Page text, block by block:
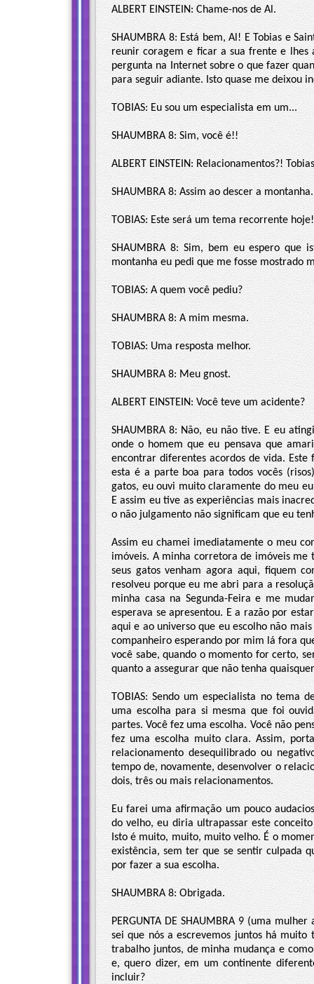
ALBERT EINSTEIN: Chame-nos de Al.
SHAUMBRA 8: Está bem, Al! E Tobias e
reunir coragem e ficar a sua frente e
pergunta na Internet sobre o que fazer
para seguir adiante. Isto quase me deixou
TOBIAS: Eu sou um especialista em um...
SHAUMBRA 8: Sim, você é!!
ALBERT EINSTEIN: Relacionamentos?!
SHAUMBRA 8: Assim ao descer a
TOBIAS: Este será um tema recorrente hoje!
SHAUMBRA 8: Sim, bem eu espero que
montanha eu pedi que me fosse mostrado
TOBIAS: A quem você pediu?
SHAUMBRA 8: A mim mesma.
TOBIAS: Uma resposta melhor.
SHAUMBRA 8: Meu gnost.
ALBERT EINSTEIN: Você teve um acidente?
SHAUMBRA 8: Não, eu não tive. E eu
onde o homem que eu pensava que
encontrar diferentes acordos de vida.
esta é a parte boa para todos vocês
gatos, eu ouvi muito claramente do meu
E assim eu tive as experiências mais
o não julgamento não significam que eu
Assim eu chamei imediatamente o meu
imóveis. A minha corretora de imóveis me
seus gatos venham agora aqui, fiquem
resolveu porque eu me abri para a
minha casa na Segunda-Feira e me
esperava se apresentou. E a razão por
aqui e ao universo que eu escolho não
companheiro esperando por mim lá fora
você sabe, quando o momento for certo,
quanto a assegurar que não tenha
TOBIAS: Sendo um especialista no tema
uma escolha para si mesma que foi
partes. Você fez uma escolha. Você não
fez uma escolha muito clara. Assim,
relacionamento desequilibrado ou
tempo de, novamente, desenvolver o
dois, três ou mais relacionamentos.
Eu farei uma afirmação um pouco
do velho, eu diria ultrapassar este
Isto é muito, muito, muito velho. É o
existência, sem ter que se sentir culpada
por fazer a sua escolha.
SHAUMBRA 8: Obrigada.
PERGUNTA DE SHAUMBRA 9 (uma
sei que nós a escrevemos juntos há
trabalho juntos, de minha mudança e
e, quero dizer, em um continente
incluir?